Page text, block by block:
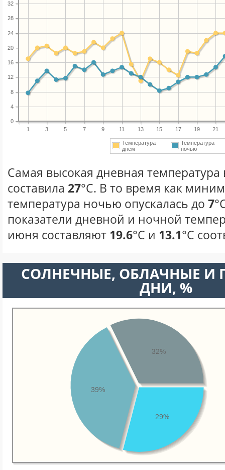
1 3 5 7 9 11 13 15 17 19 21
0
4
8
12
16
20
24
28
32
Температура
днем
Температура
ночью
Самая высокая дневная
составила 27°С. В то время как
температура ночью опускалась до 7
показатели дневной и ночной
июня составляют 19.6°С и 13.1°С
CОЛНЕЧНЫЕ, ОБЛАЧНЫЕ И
ДНИ, %
29%
39%
32%